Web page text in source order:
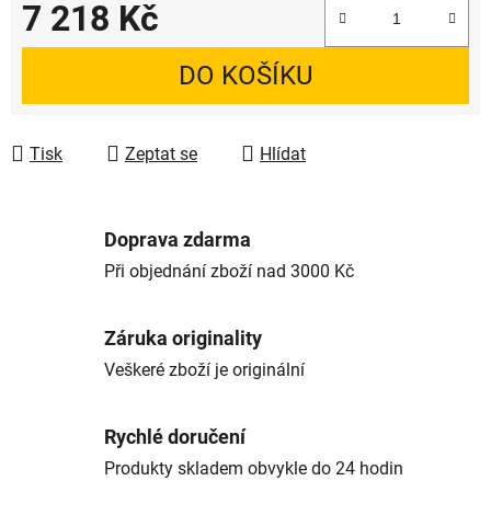
7 218 Kč
Měrná cena:
DO KOŠÍKU
Tisk Zeptat se Hlídat
Doprava zdarma
Při objednání zboží nad 3000 Kč
Záruka originality
Veškeré zboží je originální
Rychlé doručení
Produkty skladem obvykle do 24 hodin